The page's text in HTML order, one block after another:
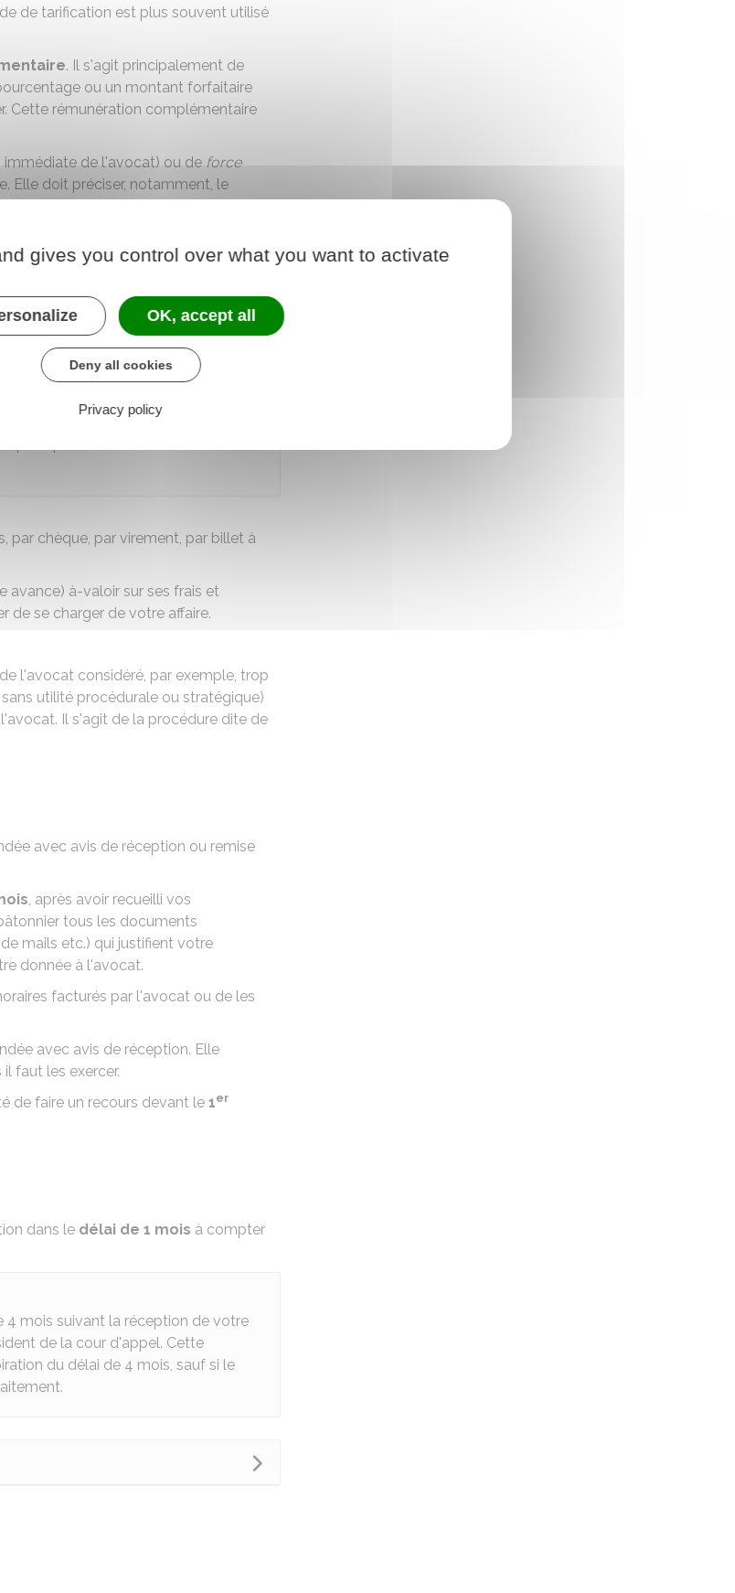
de tarification est plus souvent utilisé
. Il s'agit principalement de
ou un montant forfaitaire
Cette rémunération complémentaire
immédiate de l'avocat) ou de force
Elle doit préciser, notamment, le
des diligences prévisibles telles
les démarches procédurales et
site du barreau des avocats de Paris :
prive pas l'avocat de son droit à être
par chèque, par virement, par billet à
avance) à-valoir sur ses frais et
de se charger de votre affaire.
l'avocat considéré, par exemple, trop
utilité procédurale ou stratégique)
Il s'agit de la procédure dite de
avec avis de réception ou remise
, après avoir recueilli vos
tous les documents
mails etc.) qui justifient votre
donnée à l'avocat.
facturés par l'avocat ou de les
avec avis de réception. Elle
faut les exercer.
de faire un recours devant le 1er
dans le délai de 1 mois à compter
4 mois suivant la réception de votre
de la cour d'appel. Cette
du délai de 4 mois, sauf si le
gives you control over what you want to activate
OK, accept all
Deny all cookies
Privacy policy